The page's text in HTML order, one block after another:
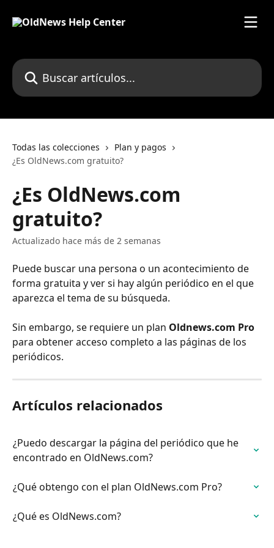
Buscar artículos...
Todas las colecciones
Plan y pagos
¿Es OldNews.com gratuito?
¿Es OldNews.com
gratuito?
Actualizado hace más de 2 semanas
Puede buscar una persona o un acontecimiento de
forma gratuita y ver si hay algún periódico en el que
aparezca el tema de su búsqueda.
Sin embargo, se requiere un plan Oldnews.com Pro
para obtener acceso completo a las páginas de los
periódicos.
Artículos relacionados
¿Puedo descargar la página del periódico que he
encontrado en OldNews.com?
¿Qué obtengo con el plan OldNews.com Pro?
¿Qué es OldNews.com?